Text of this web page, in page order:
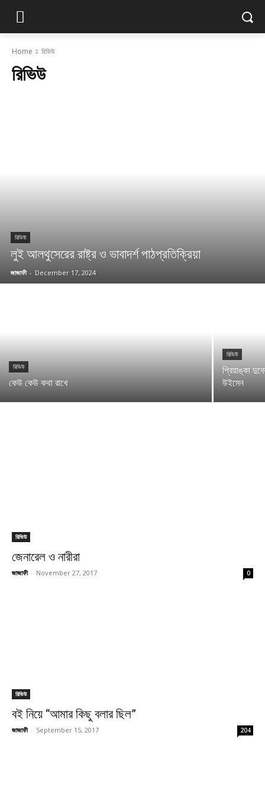
Home রিভিউ
রিভিউ
রিভিউ
লুই আলথুসেরের রাষ্ট্র ও ভাবাদর্শ পাঠপ্রতিক্রিয়া
জাজাফী - December 17, 2024
রিভিউ
কেউ কেউ কথা রাখে
রিভিউ
প্রিয়াঙ্কা
উইমেন
রিভিউ
জেনারেল ও নারীরা
জাজাফী - November 27, 2017 0
রিভিউ
বই নিয়ে “আমার কিছু বলার ছিল”
জাজাফী - September 15, 2017 204